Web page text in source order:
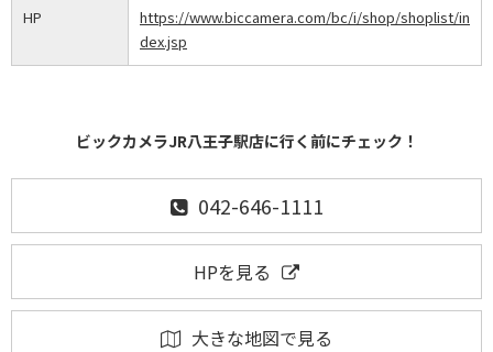
HP
https://www.biccamera.com/bc/i/shop/shoplist/in
dex.jsp
ビックカメラJR八王子駅店に行く前にチェック！
042-646-1111
HPを見る
大きな地図で見る